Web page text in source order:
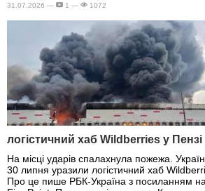
31.07.2026 — 1 — 1072
логістичний хаб Wildberries у Пензі
На місці ударів спалахнула пожежа.
30 липня уразили логістичний хаб
Про це пише РБК-Україна з посиланням